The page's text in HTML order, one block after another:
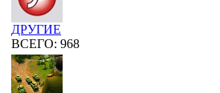
ДРУГИЕ
ВСЕГО: 968